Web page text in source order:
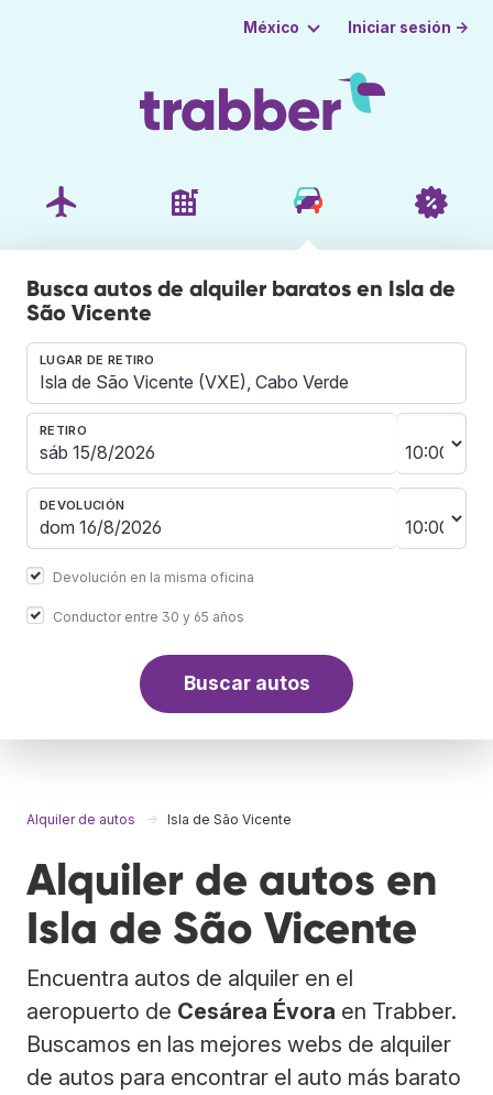
México Iniciar sesión →
Busca autos de alquiler baratos en Isla de
São Vicente
LUGAR DE RETIRO
RETIRO
DEVOLUCIÓN
Devolución en la misma oficina
Conductor entre 30 y 65 años
Buscar autos
Alquiler de autos Isla de São Vicente
Alquiler de autos en
Isla de São Vicente
Encuentra autos de alquiler en el
aeropuerto de Cesárea Évora en Trabber.
Buscamos en las mejores webs de alquiler
de autos para encontrar el auto más barato